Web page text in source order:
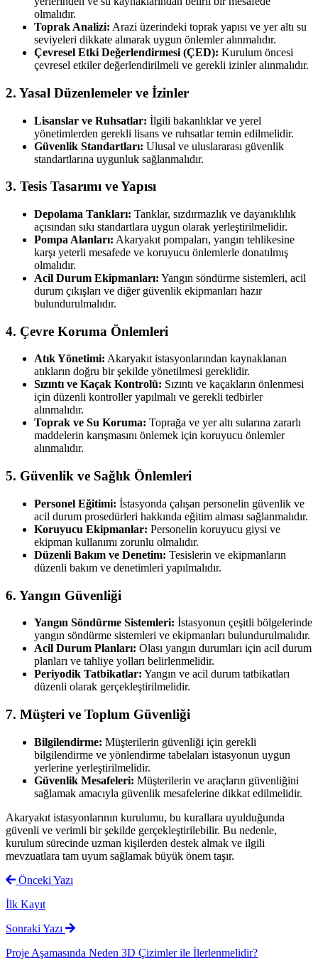
olmalıdır.
Toprak Analizi: Arazi üzerindeki toprak yapısı ve yer altı su
seviyeleri dikkate alınarak uygun önlemler alınmalıdır.
Çevresel Etki Değerlendirmesi (ÇED): Kurulum öncesi
çevresel etkiler değerlendirilmeli ve gerekli izinler alınmalıdır.
2. Yasal Düzenlemeler ve İzinler
Lisanslar ve Ruhsatlar: İlgili bakanlıklar ve yerel
yönetimlerden gerekli lisans ve ruhsatlar temin edilmelidir.
Güvenlik Standartları: Ulusal ve uluslararası güvenlik
standartlarına uygunluk sağlanmalıdır.
3. Tesis Tasarımı ve Yapısı
Depolama Tankları: Tanklar, sızdırmazlık ve dayanıklılık
açısından sıkı standartlara uygun olarak yerleştirilmelidir.
Pompa Alanları: Akaryakıt pompaları, yangın tehlikesine
karşı yeterli mesafede ve koruyucu önlemlerle donatılmış
olmalıdır.
Acil Durum Ekipmanları: Yangın söndürme sistemleri, acil
durum çıkışları ve diğer güvenlik ekipmanları hazır
bulundurulmalıdır.
4. Çevre Koruma Önlemleri
Atık Yönetimi: Akaryakıt istasyonlarından kaynaklanan
atıkların doğru bir şekilde yönetilmesi gereklidir.
Sızıntı ve Kaçak Kontrolü: Sızıntı ve kaçakların önlenmesi
için düzenli kontroller yapılmalı ve gerekli tedbirler
alınmalıdır.
Toprak ve Su Koruma: Toprağa ve yer altı sularına zararlı
maddelerin karışmasını önlemek için koruyucu önlemler
alınmalıdır.
5. Güvenlik ve Sağlık Önlemleri
Personel Eğitimi: İstasyonda çalışan personelin güvenlik ve
acil durum prosedürleri hakkında eğitim alması sağlanmalıdır.
Koruyucu Ekipmanlar: Personelin koruyucu giysi ve
ekipman kullanımı zorunlu olmalıdır.
Düzenli Bakım ve Denetim: Tesislerin ve ekipmanların
düzenli bakım ve denetimleri yapılmalıdır.
6. Yangın Güvenliği
Yangın Söndürme Sistemleri: İstasyonun çeşitli bölgelerinde
yangın söndürme sistemleri ve ekipmanları bulundurulmalıdır.
Acil Durum Planları: Olası yangın durumları için acil durum
planları ve tahliye yolları belirlenmelidir.
Periyodik Tatbikatlar: Yangın ve acil durum tatbikatları
düzenli olarak gerçekleştirilmelidir.
7. Müşteri ve Toplum Güvenliği
Bilgilendirme: Müşterilerin güvenliği için gerekli
bilgilendirme ve yönlendirme tabelaları istasyonun uygun
yerlerine yerleştirilmelidir.
Güvenlik Mesafeleri: Müşterilerin ve araçların güvenliğini
sağlamak amacıyla güvenlik mesafelerine dikkat edilmelidir.
Akaryakıt istasyonlarının kurulumu, bu kurallara uyulduğunda
güvenli ve verimli bir şekilde gerçekleştirilebilir. Bu nedenle,
kurulum sürecinde uzman kişilerden destek almak ve ilgili
mevzuatlara tam uyum sağlamak büyük önem taşır.
Önceki Yazı
İlk Kayıt
Sonraki Yazı
Proje Aşamasında Neden 3D Çizimler ile İlerlenmelidir?